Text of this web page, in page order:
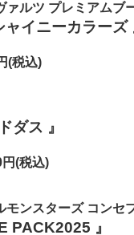
ァルツ プレミアムブ
イニーカラーズ
(税込)
ダス 』
円(税込)
ンスターズ コンセ
PACK2025 』